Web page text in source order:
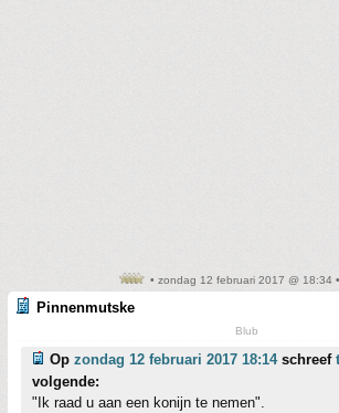
• zondag 12 februari 2017 @ 18:34
Pinnenmutske
Blub
Op zondag 12 februari 2017 18:14schreef
volgende:
"Ik raad u aan een konijn te nemen".